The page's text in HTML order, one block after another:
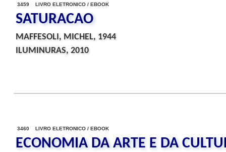
3459 LIVRO ELETRONICO / EBOOK
SATURACAO
MAFFESOLI, MICHEL, 1944
ILUMINURAS, 2010
3460 LIVRO ELETRONICO / EBOOK
ECONOMIA DA ARTE E DA